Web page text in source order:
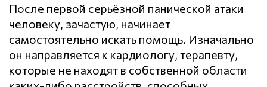
После первой серьёзной панической атаки
человеку, зачастую, начинает
самостоятельно искать помощь. Изначально
он направляется к кардиологу, терапевту,
которые не находят в собственной области